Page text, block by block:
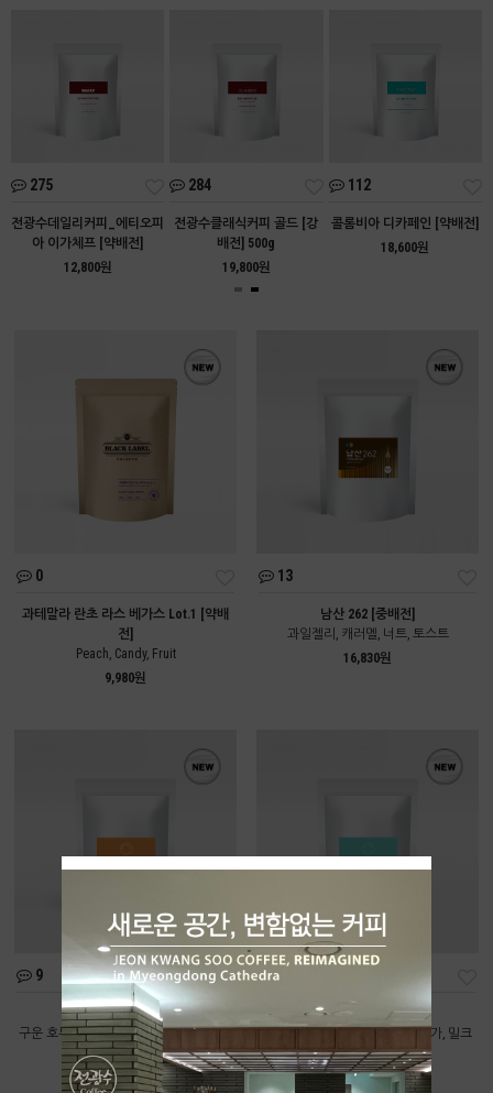
275
전광수데일리커피_에티오피
아 이가체프 [약배전]
12,800원
284
전광수클래식커피 골드 [강
배전] 500g
19,800원
112
콜롬비아 디카페인 [약배전]
18,600원
0
과테말라 란초 라스 베가스 Lot.1 [약배
전]
Peach, Candy, Fruit
9,980원
13
남산 262 [중배전]
과일젤리, 캐러멜, 너트, 토스트
16,830원
9
딥너티 [중배전]
구운 호두, 카카오닙스, 다크초콜릿, 브라
운 슈가
9,550원
11
올데이 [중배전]
구운 곡물, 볶은 땅콩, 브라운 슈가, 밀크
초콜릿
8,220원